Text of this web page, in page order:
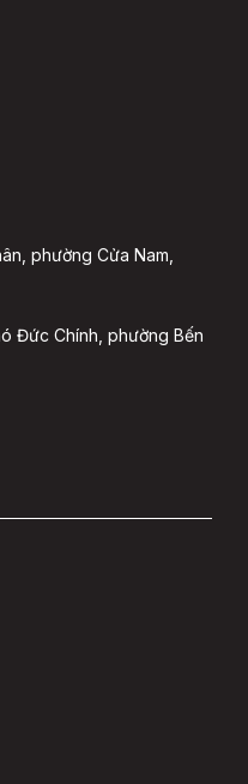
phường Cửa Nam,
Đức Chính, phường Bến